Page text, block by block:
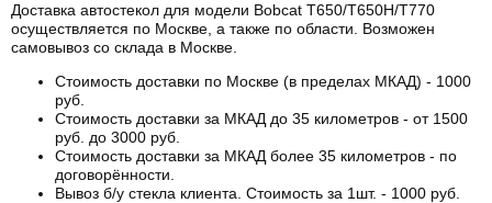
Доставка автостекол для модели Bobcat T650/T650H/T770
осуществляется по Москве, а также по области. Возможен
самовывоз со склада в Москве.
Стоимость доставки по Москве (в пределах МКАД) - 1000
руб.
Стоимость доставки за МКАД до 35 километров - от 1500
руб. до 3000 руб.
Стоимость доставки за МКАД более 35 километров - по
договорённости.
Вывоз б/у стекла клиента. Стоимость за 1шт. - 1000 руб.